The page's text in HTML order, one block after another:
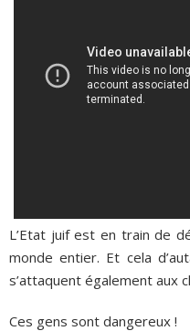
L’Etat juif est en train de
monde entier. Et cela
s’attaquent également aux
Ces gens sont dangereux !